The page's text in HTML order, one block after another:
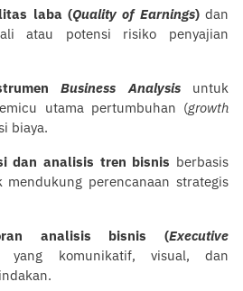
laba (Quality of Earnings)dan
atau potensi risiko penyajian
Business Analysisuntuk
utama pertumbuhan (growth
biaya.
dan analisis tren bisnis berbasis
perencanaan strategis
analisis bisnis (Executive
yang komunikatif, visual, dan